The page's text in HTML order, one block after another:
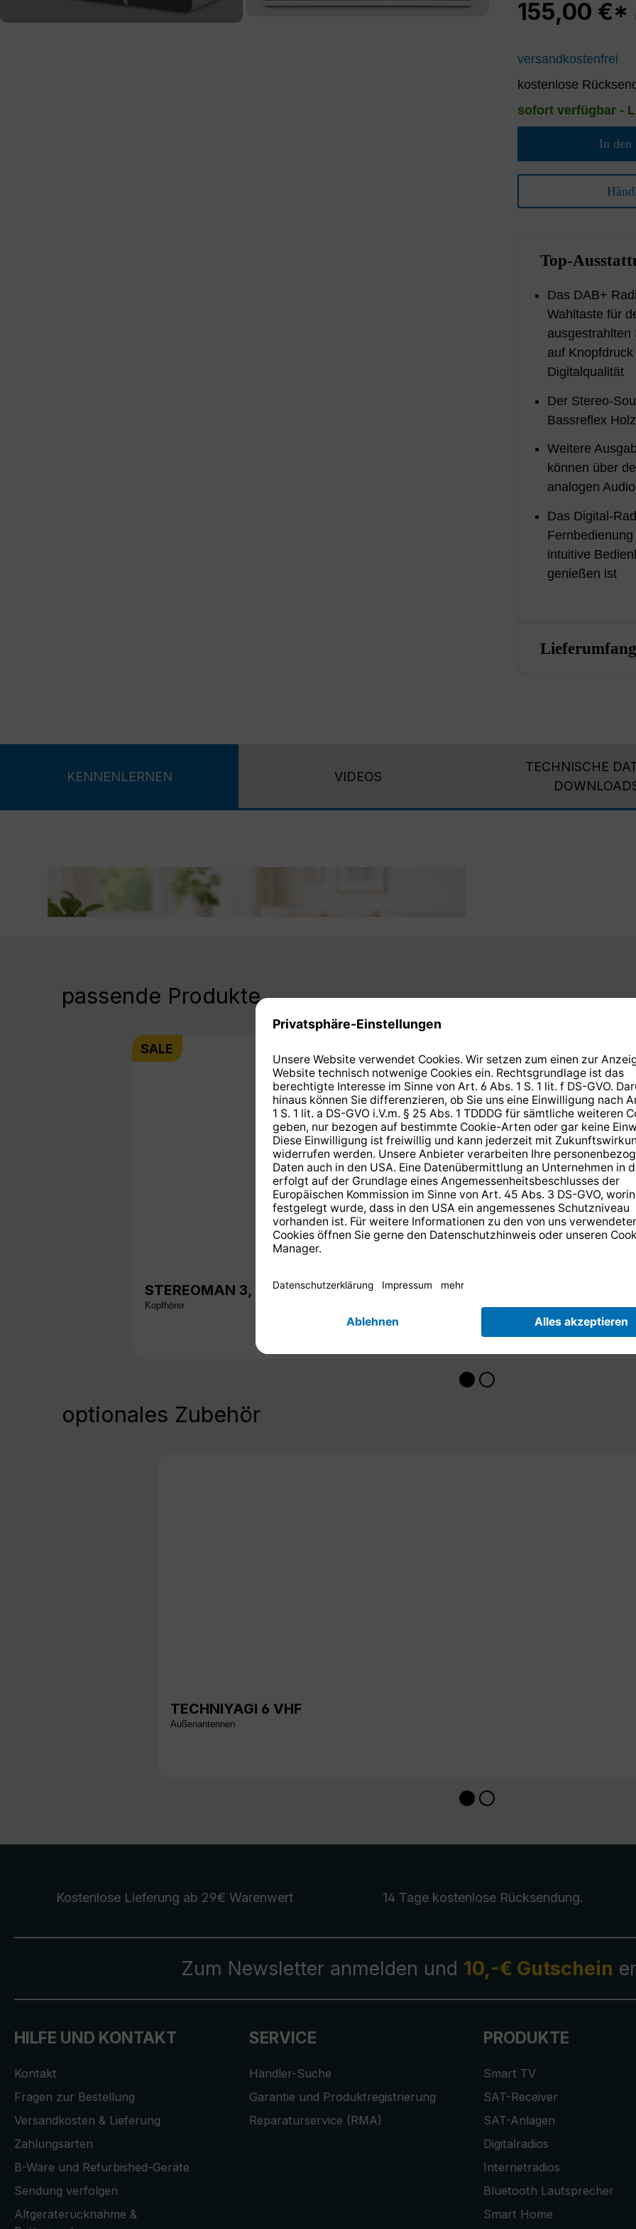
155,00 €*
versandkostenfrei
kostenlose
sofort verfügbar -
In den
Top-
Das DAB+
Wahltaste für
ausgestrahlten
auf
Digitalqualität
Der Stereo-
Bassreflex
Weitere
können über
analogen
Das Digital-
intuitive
genießen ist
Lieferumfang
KENNENLERNEN VIDEOS
TECHNISCHE
passende Produkte
SALE
STEREOMAN 3, schwarz
Kopfhörer
optionales Zubehör
TECHNIYAGI 6 VHF
Außenantennen
Kostenlose Lieferung ab 29€ Warenwert 14 Tage kostenlose Rücksendung.
Zum Newsletter anmelden und 10,-€ Gutschein
HILFE UND KONTAKT
Kontakt
Fragen zur Bestellung
Versandkosten & Lieferung
Zahlungsarten
B-Ware und Refurbished-Geräte
Sendung verfolgen
Altgeräterücknahme &
SERVICE
Händler-Suche
Garantie und Produktregistrierung
Reparaturservice (RMA)
PRODUKTE
Smart TV
SAT-Receiver
SAT-Anlagen
Digitalradios
Internetradios
Bluetooth Lautsprecher
Smart Home